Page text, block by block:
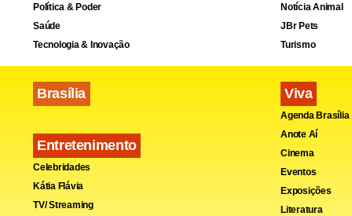
Política & Poder
Saúde
Tecnologia & Inovação
Brasília
Entretenimento
Celebridades
Kátia Flávia
TV/ Streaming
Notícia Animal
JBr Pets
Turismo
Viva
Agenda Brasília
Anote Aí
Cinema
Eventos
Exposições
Literatura